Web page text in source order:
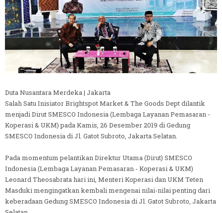
Duta Nusantara Merdeka | Jakarta
Salah Satu Inisiator Brightspot Market & The Goods Dept dilantik
menjadi Dirut SMESCO Indonesia (Lembaga Layanan Pemasaran -
Koperasi & UKM) pada Kamis, 26 Desember 2019 di Gedung
SMESCO Indonesia di Jl. Gatot Subroto, Jakarta Selatan.
Pada momentum pelantikan Direktur Utama (Dirut) SMESCO
Indonesia (Lembaga Layanan Pemasaran - Koperasi & UKM)
Leonard Theosabrata hari ini, Menteri Koperasi dan UKM Teten
Masduki mengingatkan kembali mengenai nilai-nilai penting dari
keberadaan Gedung SMESCO Indonesia di Jl. Gatot Subroto, Jakarta